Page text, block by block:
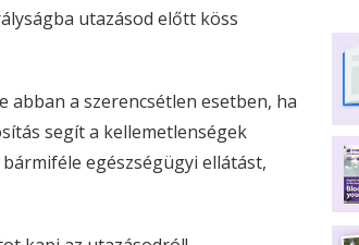
utazásod előtt köss
abban a szerencsétlen esetben, ha
segít a kellemetlenségek
egészségügyi ellátást,